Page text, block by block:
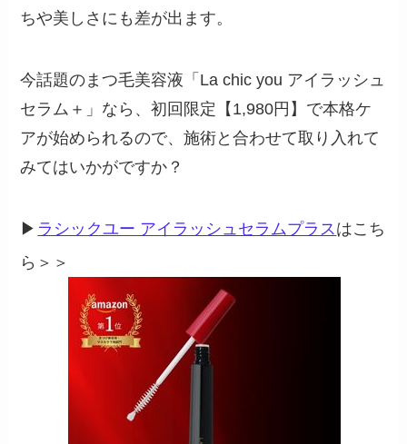
ちや美しさにも差が出ます。
今話題のまつ毛美容液「La chic you アイラッシュ
セラム＋」なら、初回限定【1,980円】で本格ケ
アが始められるので、施術と合わせて取り入れて
みてはいかがですか？
▶︎ ラシックユー アイラッシュセラムプラスはこち
ら＞＞